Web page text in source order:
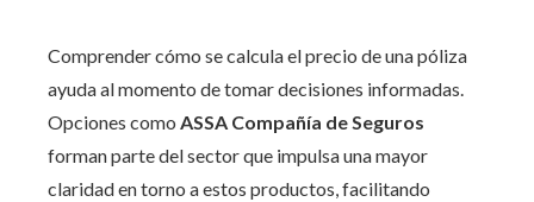
Comprender cómo se calcula el precio de una póliza
ayuda al momento de tomar decisiones informadas.
Opciones como ASSA Compañía de Seguros
forman parte del sector que impulsa una mayor
claridad en torno a estos productos, facilitando